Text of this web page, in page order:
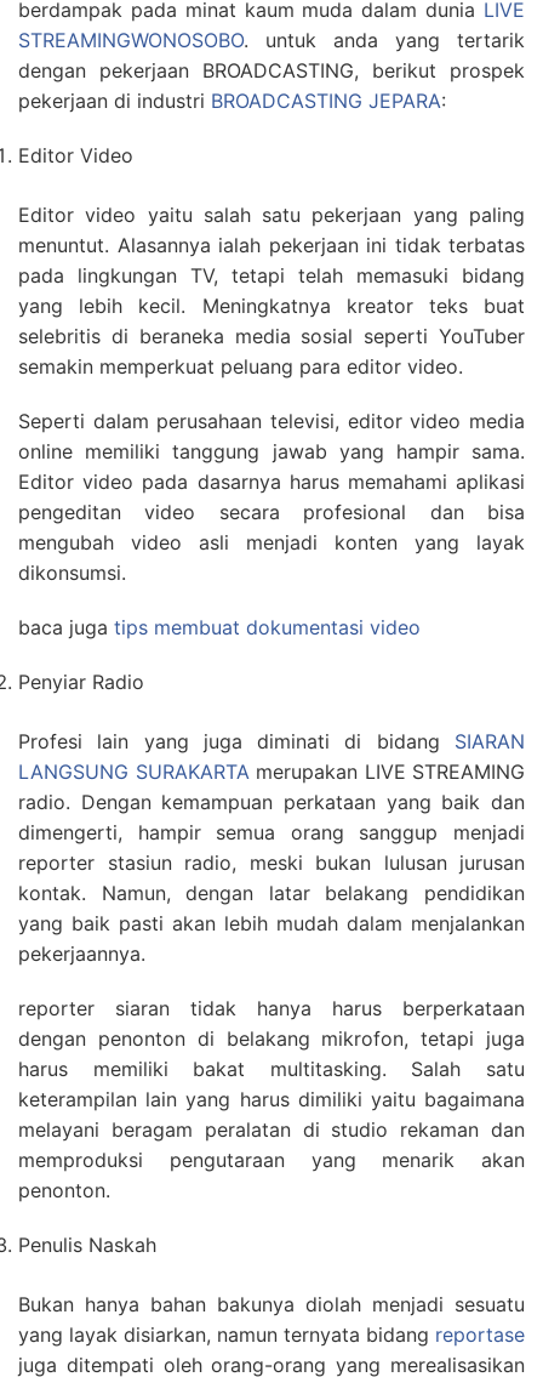
berdampak pada minat kaum muda dalam dunia LIVE
STREAMINGWONOSOBO. untuk anda yang tertarik
dengan pekerjaan BROADCASTING, berikut prospek
pekerjaan di industri BROADCASTING JEPARA:
Editor Video
Editor video yaitu salah satu pekerjaan yang paling
menuntut. Alasannya ialah pekerjaan ini tidak terbatas
pada lingkungan TV, tetapi telah memasuki bidang
yang lebih kecil. Meningkatnya kreator teks buat
selebritis di beraneka media sosial seperti YouTuber
semakin memperkuat peluang para editor video.
Seperti dalam perusahaan televisi, editor video media
online memiliki tanggung jawab yang hampir sama.
Editor video pada dasarnya harus memahami aplikasi
pengeditan video secara profesional dan bisa
mengubah video asli menjadi konten yang layak
dikonsumsi.
baca juga tips membuat dokumentasi video
Penyiar Radio
Profesi lain yang juga diminati di bidang SIARAN
LANGSUNG SURAKARTAmerupakan LIVE STREAMING
radio. Dengan kemampuan perkataan yang baik dan
dimengerti, hampir semua orang sanggup menjadi
reporter stasiun radio, meski bukan lulusan jurusan
kontak. Namun, dengan latar belakang pendidikan
yang baik pasti akan lebih mudah dalam menjalankan
pekerjaannya.
reporter siaran tidak hanya harus berperkataan
dengan penonton di belakang mikrofon, tetapi juga
harus memiliki bakat multitasking. Salah satu
keterampilan lain yang harus dimiliki yaitu bagaimana
melayani beragam peralatan di studio rekaman dan
memproduksi pengutaraan yang menarik akan
penonton.
Penulis Naskah
Bukan hanya bahan bakunya diolah menjadi sesuatu
yang layak disiarkan, namun ternyata bidang reportase
juga ditempati oleh orang-orang yang merealisasikan